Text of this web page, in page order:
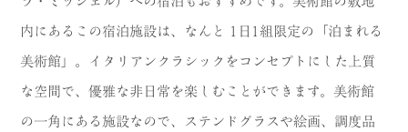
内にあるこの宿泊施設は、なんと 1日1組限定の「泊まれる
美術館」。イタリアンクラシックをコンセプトにした上質
な空間で、優雅な非日常を楽しむことができます。美術館
の一角にある施設なので、ステンドグラスや絵画、調度品